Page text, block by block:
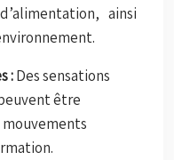
ainsi
:Des sensations
être